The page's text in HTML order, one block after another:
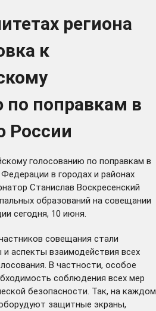
региона
к
по поправкам в
России
голосованию по поправкам в
в городах и районах
Станислав Воскресенский
образований на совещании
сегодня, 10 июня.
совещания стали
аспекты взаимодействия всех
В частности, особое
соблюдения всех мер
безопасности. Так, на каждом
защитные экраны,